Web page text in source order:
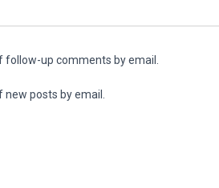
follow-up comments by email.
posts by email.